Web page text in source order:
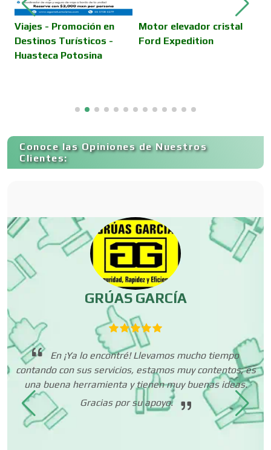
Camiones para Fletes
Cancelería de Aluminio
Capacitación
Carnicerías
Centros Comerciales
Centros de Espectáculos
Centros de Nutrición
Centros Turísticos
Cerrajerías
Viajes - Promoción en
Destinos Turísticos -
Huasteca Potosina
Motor elevador cristal
Ford Expedition
Conoce las Opiniones de Nuestros
Clientes:
GRÚAS GARCÍA
En ¡Ya lo encontré! Llevamos mucho tiempo
contando con sus servicios, estamos muy contentos, es
una buena herramienta y tienen muy buenas ideas.
Gracias por su apoyo.